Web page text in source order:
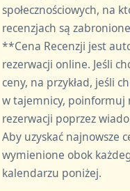
społecznościowych, na
recenzjach są
**Cena Recenzji jest
rezerwacji online. Jeśli
ceny, na przykład, jeśli
w tajemnicy, poinformuj
rezerwacji poprzez
Aby uzyskać najnowsze
wymienione obok
kalendarzu poniżej.